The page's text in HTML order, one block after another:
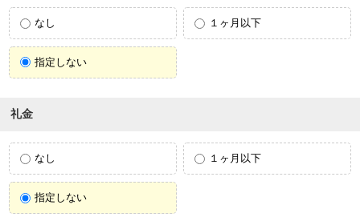
なし １ヶ月以下
指定しない
礼金
なし １ヶ月以下
指定しない